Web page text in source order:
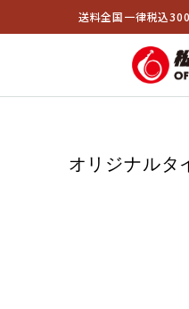
送料全国一律税込
オリジナルタ